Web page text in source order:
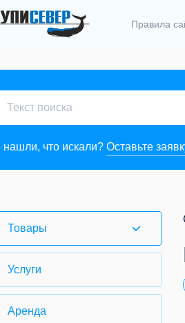
Правила
нашли, что искали? Оставьте
Товары
Услуги
Аренда